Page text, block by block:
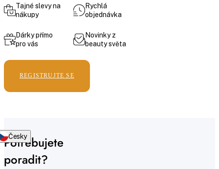
Tajné slevy na
nákupy
Rychlá
objednávka
Dárky přímo
pro vás
Novinky z
beauty světa
REGISTRUJTE SE
Potřebujete
poradit?
Česky